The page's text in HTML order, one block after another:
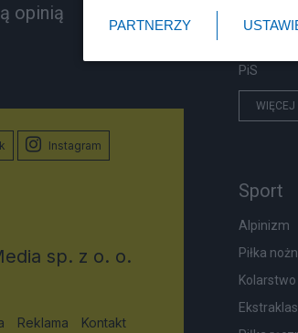
opinią
PiS
WIĘCEJ
Sport
Alpinizm
Piłka
Kolarstwo
Instagram
sp. z o. o.
Reklama Kontakt
PARTNERZY